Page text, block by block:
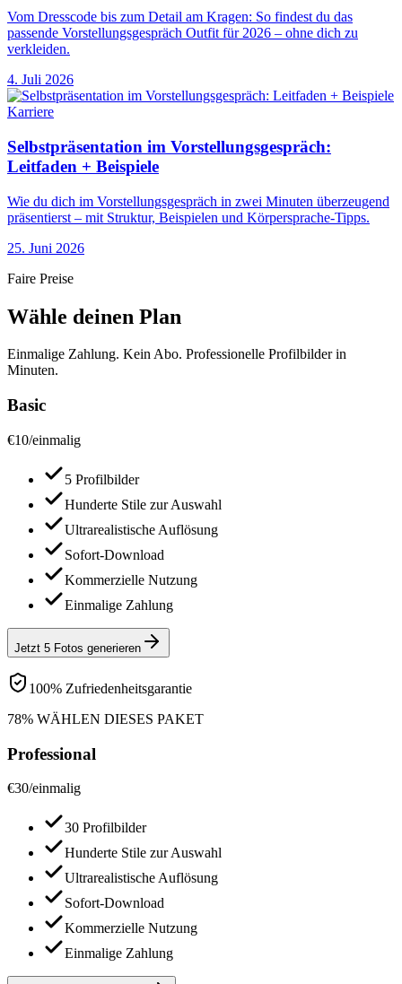
Vom Dresscode bis zum Detail am Kragen: So findest du das
passende Vorstellungsgespräch Outfit für 2026 – ohne dich zu
verkleiden.
4. Juli 2026
Karriere
Selbstpräsentation im Vorstellungsgespräch:
Leitfaden + Beispiele
Wie du dich im Vorstellungsgespräch in zwei Minuten überzeugend
präsentierst – mit Struktur, Beispielen und Körpersprache-Tipps.
25. Juni 2026
Faire Preise
Wähle deinen Plan
Einmalige Zahlung. Kein Abo. Professionelle Profilbilder in
Minuten.
Basic
€10/einmalig
5 Profilbilder
Hunderte Stile zur Auswahl
Ultrarealistische Auflösung
Sofort-Download
Kommerzielle Nutzung
Einmalige Zahlung
Jetzt 5 Fotos generieren
100% Zufriedenheitsgarantie
78% WÄHLEN DIESES PAKET
Professional
€30/einmalig
30 Profilbilder
Hunderte Stile zur Auswahl
Ultrarealistische Auflösung
Sofort-Download
Kommerzielle Nutzung
Einmalige Zahlung